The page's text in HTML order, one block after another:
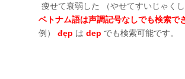
痩せて衰弱した
（やせてすいじゃくし
ベトナム語は声調記号なしでも検索で
例）
đẹp は dep でも検索可能です。